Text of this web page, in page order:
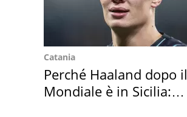
Catania
Perché Haaland dopo il
Mondiale è in Sicilia: